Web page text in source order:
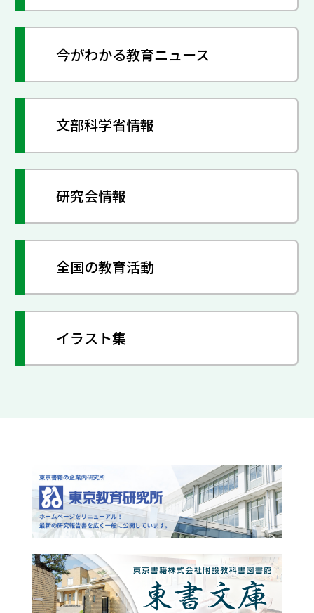
今がわかる教育ニュース
文部科学省情報
研究会情報
全国の教育活動
イラスト集